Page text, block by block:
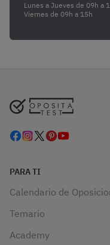
Lunes a Jueves de 09h a
Viernes de 09h a 15h